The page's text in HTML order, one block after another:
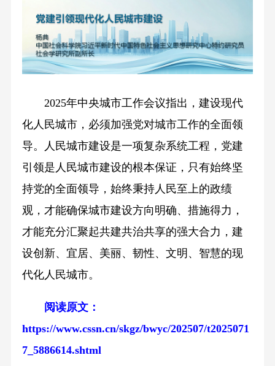
2025年中央城市工作会议指出，建设现代
化人民城市，必须加强党对城市工作的全面领
导。人民城市建设是一项复杂系统工程，党建
引领是人民城市建设的根本保证，只有始终坚
持党的全面领导，始终秉持人民至上的政绩
观，才能确保城市建设方向明确、措施得力，
才能充分汇聚起共建共治共享的强大合力，建
设创新、宜居、美丽、韧性、文明、智慧的现
代化人民城市。
阅读原文：
https://www.cssn.cn/skgz/bwyc/202507/t2025071
7_5886614.shtml